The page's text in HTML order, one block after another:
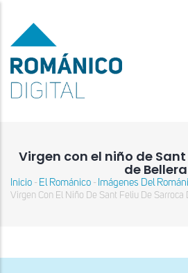
contenido
principal
Virgen con el niño de
de Bellera
Sobrescribir
ayuda
Inicio - El Románico - Imágenes Del
Virgen Con El Niño De Sant Feliu De Sarroca